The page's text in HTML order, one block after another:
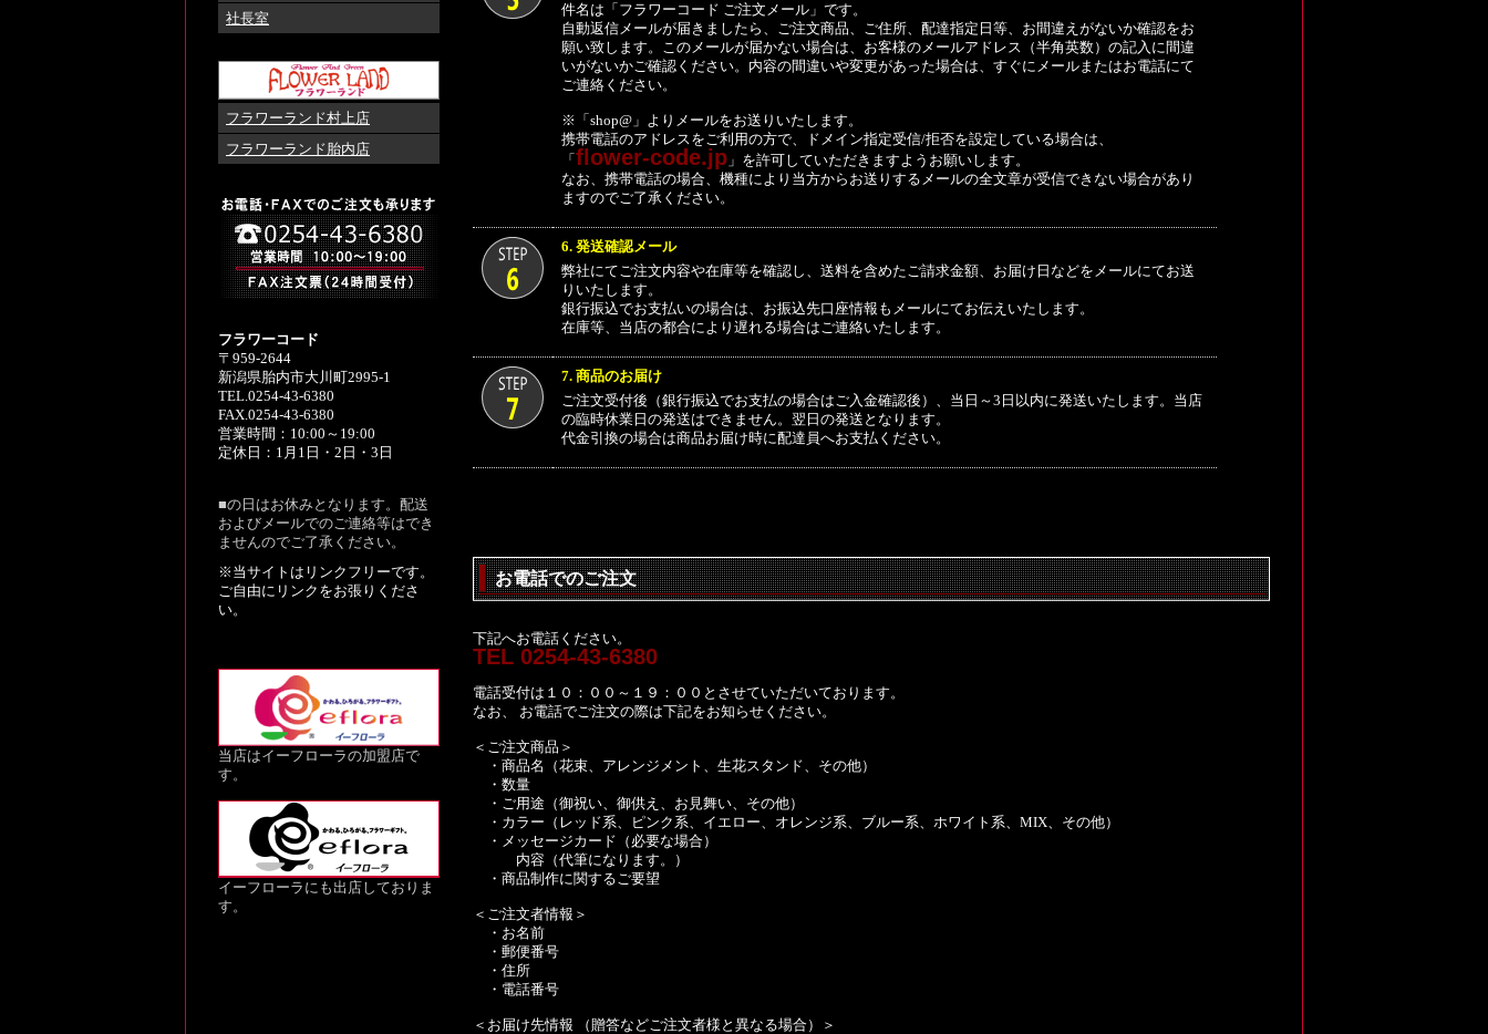
件名は「フラワーコード ご注文メール」です。
自動返信メールが届きましたら、ご注文商品、ご住所、配達指定日等、お間違えがないか確認をお
願い致します。このメールが届かない場合は、お客様のメールアドレス（半角英数）の記入に間違
いがないかご確認ください。内容の間違いや変更があった場合は、すぐにメールまたはお電話にて
ご連絡ください。
※「shop@」よりメールをお送りいたします。
携帯電話のアドレスをご利用の方で、ドメイン指定受信/拒否を設定している場合は、
「 flower-code.jp 」を許可していただきますようお願いします。
なお、携帯電話の場合、機種により当方からお送りするメールの全文章が受信できない場合があり
ますのでご了承ください。
6. 発送確認メール
弊社にてご注文内容や在庫等を確認し、送料を含めたご請求金額、お届け日などをメールにてお送
りいたします。
銀行振込でお支払いの場合は、お振込先口座情報もメールにてお伝えいたします。
在庫等、当店の都合により遅れる場合はご連絡いたします。
7. 商品のお届け
ご注文受付後（銀行振込でお支払の場合はご入金確認後）、当日～3日以内に発送いたします。当店
の臨時休業日の発送はできません。翌日の発送となります。
代金引換の場合は商品お届け時に配達員へお支払ください。
お電話でのご注文
下記へお電話ください。
TEL 0254-43-6380
電話受付は１０：００～１９：００とさせていただいております。
なお、 お電話でご注文の際は下記をお知らせください。
＜ご注文商品＞
・商品名（花束、アレンジメント、生花スタンド、その他）
・数量
・ご用途（御祝い、御供え、お見舞い、その他）
・カラー（レッド系、ピンク系、イエロー、オレンジ系、ブルー系、ホワイト系、MIX、その他）
・メッセージカード（必要な場合）
内容（代筆になります。）
・商品制作に関するご要望
＜ご注文者情報＞
・お名前
・郵便番号
・住所
・電話番号
＜お届け先情報 （贈答などご注文者様と異なる場合）＞
社長室
フラワーランド村上店
フラワーランド胎内店
フラワーコード
〒959-2644
新潟県胎内市大川町2995-1
TEL.0254-43-6380
FAX.0254-43-6380
営業時間：10:00～19:00
定休日：1月1日・2日・3日
■の日はお休みとなります。配送
およびメールでのご連絡等はでき
ませんのでご了承ください。
※当サイトはリンクフリーです。
ご自由にリンクをお張りくださ
い。
当店はイーフローラの加盟店で
す。
イーフローラにも出店しておりま
す。